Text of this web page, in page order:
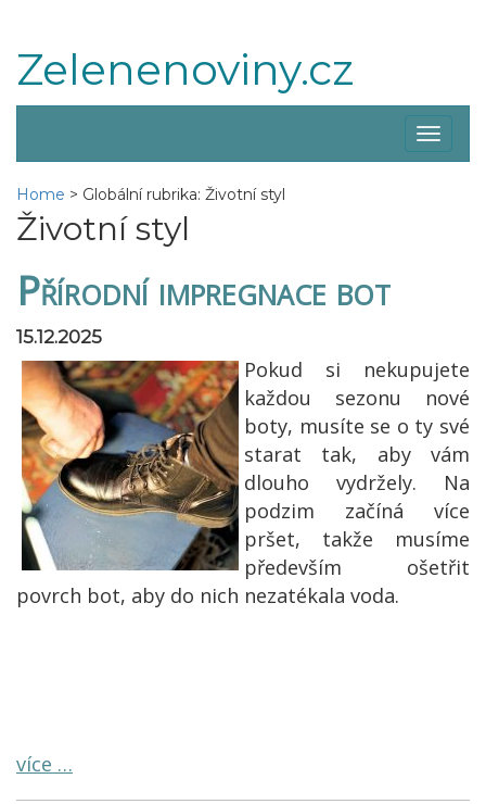
Zelenenoviny.cz
menu
Home > Globální rubrika: Životní styl
Životní styl
Přírodní impregnace bot
15.12.2025
Pokud si nekupujete
každou sezonu nové
boty, musíte se o ty své
starat tak, aby vám
dlouho vydržely. Na
podzim začíná více
pršet, takže musíme
především ošetřit
povrch bot, aby do nich nezatékala voda.
více …